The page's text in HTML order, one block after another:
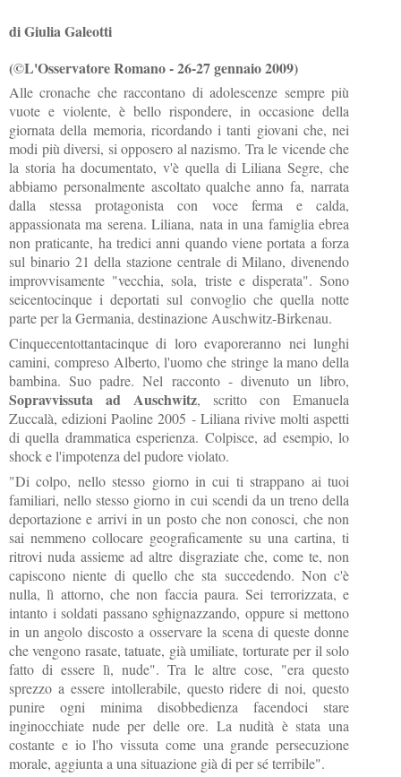
di Giulia Galeotti
(©L'Osservatore Romano - 26-27 gennaio 2009)
Alle cronache che raccontano di adolescenze sempre più
vuote e violente, è bello rispondere, in occasione della
giornata della memoria, ricordando i tanti giovani che, nei
modi più diversi, si opposero al nazismo. Tra le vicende che
la storia ha documentato, v'è quella di Liliana Segre, che
abbiamo personalmente ascoltato qualche anno fa, narrata
dalla stessa protagonista con voce ferma e calda,
appassionata ma serena. Liliana, nata in una famiglia ebrea
non praticante, ha tredici anni quando viene portata a forza
sul binario 21 della stazione centrale di Milano, divenendo
improvvisamente "vecchia, sola, triste e disperata". Sono
seicentocinque i deportati sul convoglio che quella notte
parte perla Germania, destinazione Auschwitz-Birkenau.
Cinquecentottantacinque di loro evaporeranno nei lunghi
camini, compreso Alberto, l'uomo che stringe la mano della
bambina. Suo padre. Nel racconto - divenuto un libro,
Sopravvissuta ad Auschwitz, scritto con Emanuela
Zuccalà, edizioni Paoline 2005 - Liliana rivive molti aspetti
di quella drammatica esperienza. Colpisce, ad esempio, lo
shock e l'impotenza del pudore violato.
"Di colpo, nello stesso giorno in cui ti strappano ai tuoi
familiari, nello stesso giorno in cui scendi da un treno della
deportazione e arrivi in un posto che non conosci, che non
sai nemmeno collocare geograficamente su una cartina, ti
ritrovi nuda assieme ad altre disgraziate che, come te, non
capiscono niente di quello che sta succedendo. Non c'è
nulla, lì attorno, che non faccia paura. Sei terrorizzata, e
intanto i soldati passano sghignazzando, oppure si mettono
in un angolo discosto a osservare la scena di queste donne
che vengono rasate, tatuate, già umiliate, torturate per il solo
fatto di essere lì, nude". Tra le altre cose, "era questo
sprezzo a essere intollerabile, questo ridere di noi, questo
punire ogni minima disobbedienza facendoci stare
inginocchiate nude per delle ore. La nudità è stata una
costante e io l'ho vissuta come una grande persecuzione
morale, aggiunta a una situazione già di per sé terribile".